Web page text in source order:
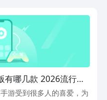
有哪几款 2026流行的
分享
游受到很多人的喜爱，为